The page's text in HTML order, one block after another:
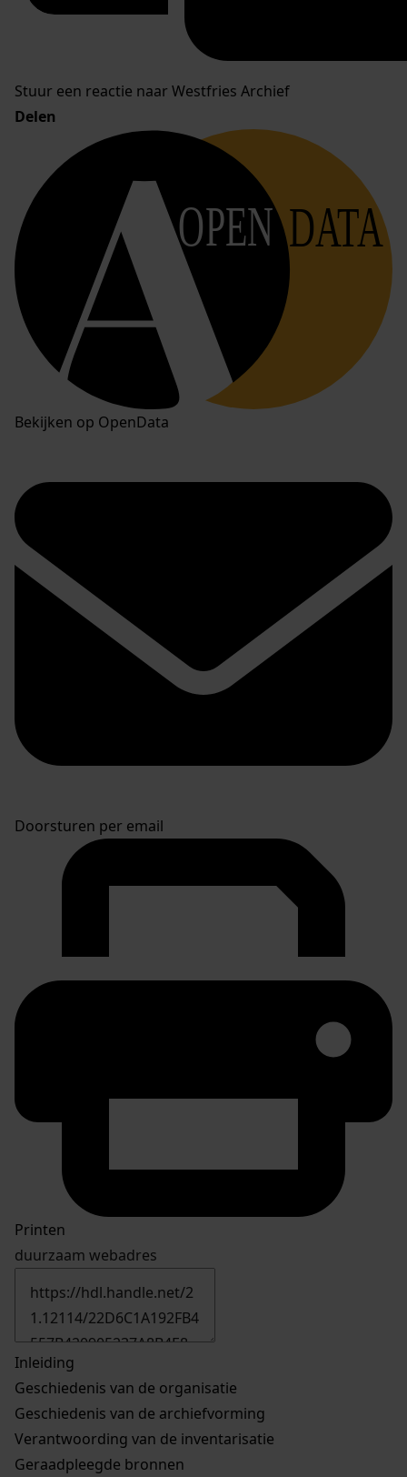
Stuur een reactie naar Westfries Archief
Delen
OPEN DATA
Bekijken op OpenData
Doorsturen per email
Printen
duurzaam webadres
Inleiding
Geschiedenis van de organisatie
Geschiedenis van de archiefvorming
Verantwoording van de inventarisatie
Geraadpleegde bronnen